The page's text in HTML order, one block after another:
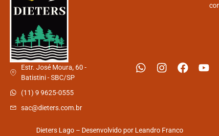
Estr. José Moura, 60 -
Batistini - SBC/SP
(11) 9 9625-0555
sac@dieters.com.br
Dieters Lago – Desenvolvido por Leandro Franco